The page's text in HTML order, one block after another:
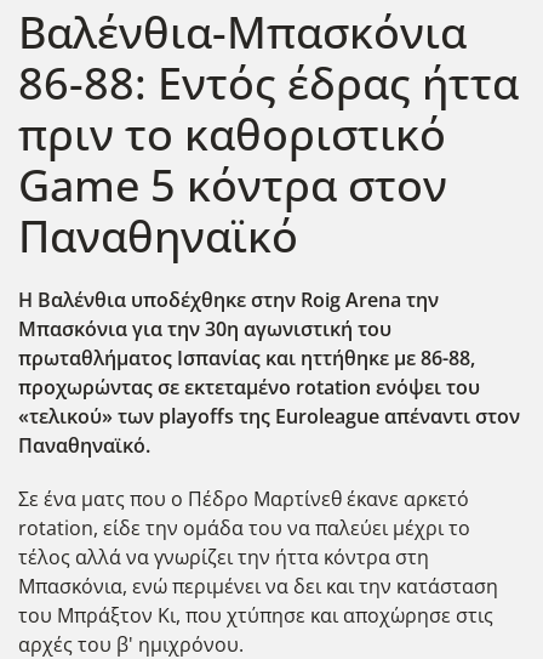
Βαλένθια-Μπασκόνια
86-88: Εντός έδρας ήττα
πριν το καθοριστικό
Game 5 κόντρα στον
Παναθηναϊκό
Η Βαλένθια υποδέχθηκε στην Roig Arena την
Μπασκόνια για την 30η αγωνιστική του
πρωταθλήματος Ισπανίας και ηττήθηκε με 86-88,
προχωρώντας σε εκτεταμένο rotation εν΄οψει του
«τελικού» των playoffs της Euroleague απέναντι στον
Παναθηναϊκό.
Σε ένα ματς που ο Πέδρο Μαρτίνεθ έκανε αρκετό
rotation, είδε την ομάδα του να παλεύει μέχρι το
τέλος αλλά να γνωρίζει την ήττα κόντρα στη
Μπασκόνια, ενώ περιμένει να δει και την κατάσταση
του Μπράξτον Κι, που χτύπησε και αποχ΄ωρησε στις
αρχές του β' ημιχρόνου.